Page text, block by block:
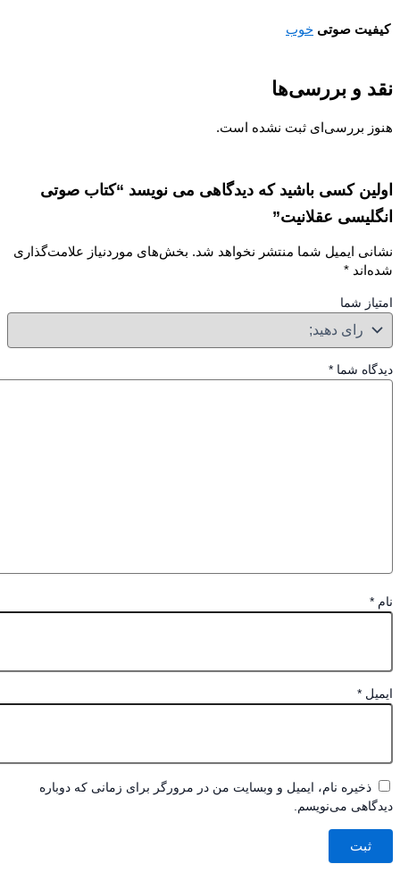
صوتی خوب
و بررسی‌ها
بررسی‌ای ثبت نشده است.
کسی باشید که دیدگاهی می نویسد “کتاب صوتی
عقلانیت”
ایمیل شما منتشر نخواهد شد. بخش‌های موردنیاز علامت‌گذاری
*
شما
شما *
*
ذخیره نام، ایمیل و وبسایت من در مرورگر برای زمانی که دوباره
می‌نویسم.